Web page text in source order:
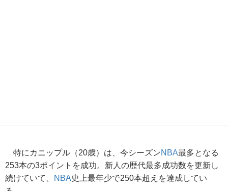
特にカニップル（20歳）は、今シーズンNBA最多となる
253本の3ポイントを成功。新人の歴代最多成功数を更新し
続けていて、
NBA史上最年少で250本超えを達成してい